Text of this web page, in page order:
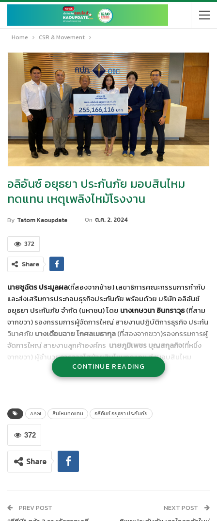
Home CSR & Movement
อลิอันซ์ อยุธยา ประกันภัย มอบสินไหม
ทดแทน เหตุเพลิงไหม้โรงงาน
By Tatom Kaoupdate On ต.ค. 2, 2024
372
Share
นายชูฉัตร ประมูลผล(ที่สองจากซ้าย) เลขาธิการคณะกรรมการกำกับ
และส่งเสริมการประกอบธุรกิจประกันภัย พร้อมด้วย บริษัท อลิอันซ์
อยุธยา ประกันภัย จำกัด (มหาชน) โดย นางเกษวนา อินทราวุธ(ที่สาม
จากขวา) รองกรรมการผู้จัดการใหญ่ สายงานปฏิบัติการธุรกิจ ประกัน
วินาศภัย นางเดือนฉาย โกศลเมธากุล(ที่สองจากขวา)รองกรรมการผู้
จัดการใหญ่ สายงานลูกค้าองค์กร นายภูมิเพชร บุญสกุลกิจ(ที่หนึ่ง
จากขวา) ผู้อำนวยการอาวุโสฝ่ายสินไหมทดแทน ส่งมอบสินไหม
ทดแทนจากอัคคีภัย จำนวนเงินทั้งสิ้น 255,166,116 บาท จากกรณีเหตุ
เพลิงไหม้โรงงานให้กับลูกค้าผู้ถือกรมธรรม์
ใหญ่ ด้วยความมุ่งมั่นในการบริหารความเสี่ยงที่ครอบคลุมทุกด้าน
ภายใต้การดูแลของ Allianz Commercial ซึ่งเชี่ยวชาญในการให้
บริการกลุ่มลูกค้าองค์กรขนาดกลางและขนาดใหญ่ พร้อมให้ความ
คุ้มครองและตอบสนองทุกความต้องการของลูกค้าในทุกสถานการณ์
CONTINUE READING
AAGI สินไหมทดแทน อลิอันซ์ อยุธยา ประกันภัย
372
Share
PREV POST NEXT POST